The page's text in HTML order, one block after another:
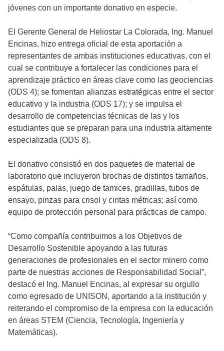
jóvenes con un importante donativo en especie.
El Gerente General de Heliostar La Colorada, Ing. Manuel
Encinas, hizo entrega oficial de esta aportación a
representantes de ambas instituciones educativas, con el
cual se contribuye a fortalecer las condiciones para el
aprendizaje práctico en áreas clave como las geociencias
(ODS 4); se fomentan alianzas estratégicas entre el sector
educativo y la industria (ODS 17); y se impulsa el
desarrollo de competencias técnicas de las y los
estudiantes que se preparan para una industria altamente
especializada (ODS 8).
El donativo consistió en dos paquetes de material de
laboratorio que incluyeron brochas de distintos tamaños,
espátulas, palas, juego de tamices, gradillas, tubos de
ensayo, pinzas para crisol y cintas métricas; así como
equipo de protección personal para prácticas de campo.
“Como compañía contribuimos a los Objetivos de
Desarrollo Sostenible apoyando a las futuras
generaciones de profesionales en el sector minero como
parte de nuestras acciones de Responsabilidad Social”,
destacó el Ing. Manuel Encinas, al expresar su orgullo
como egresado de UNISON, aportando a la institución y
reiterando el compromiso de la empresa con la educación
en áreas STEM (Ciencia, Tecnología, Ingeniería y
Matemáticas).